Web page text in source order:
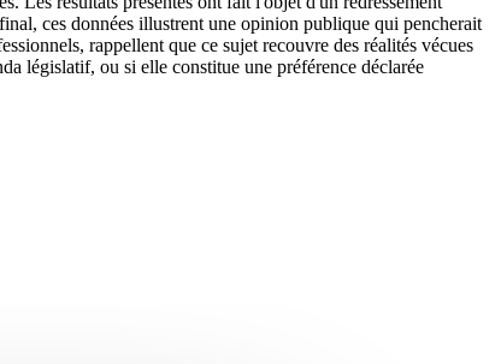
ces données illustrent une opinion publique qui pencherait
rappellent que ce sujet recouvre des réalités vécues
législatif, ou si elle constitue une préférence déclarée